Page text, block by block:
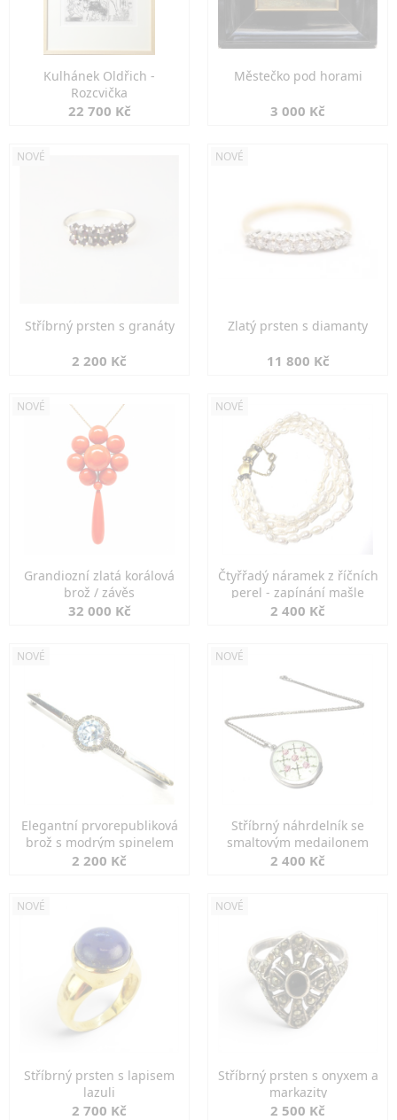
Kulhánek Oldřich -
Rozcvička
22 700 Kč
Městečko pod horami
3 000 Kč
NOVÉ
Stříbrný prsten s granáty
2 200 Kč
NOVÉ
Zlatý prsten s diamanty
11 800 Kč
NOVÉ
Grandiozní zlatá korálová
brož / závěs
32 000 Kč
NOVÉ
Čtyřřadý náramek z říčních
perel - zapínání mašle
2 400 Kč
NOVÉ
Elegantní prvorepubliková
brož s modrým spinelem
2 200 Kč
NOVÉ
Stříbrný náhrdelník se
smaltovým medailonem
2 400 Kč
NOVÉ
Stříbrný prsten s lapisem
lazuli
2 700 Kč
NOVÉ
Stříbrný prsten s onyxem a
markazity
2 500 Kč